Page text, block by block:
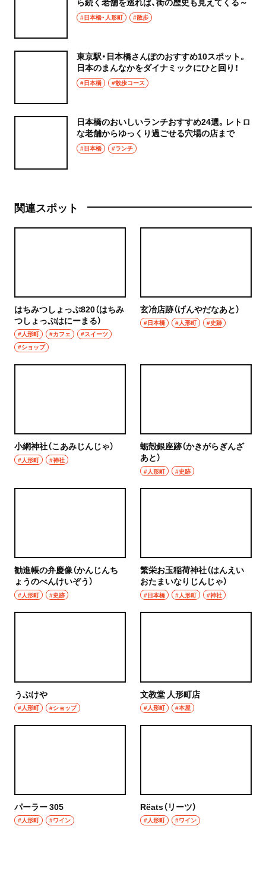
#日本橋・人形町 #散歩
東京駅・日本橋さんぽのおすすめ10スポット。
日本のまんなかをダイナミックにひと回り！
#日本橋 #散歩コース
日本橋のおいしいランチおすすめ24選。レトロ
な老舗からゆっくり過ごせる穴場の店まで
#日本橋 #ランチ
関連スポット
はちみつしょっぷ820（はちみ
つしょっぷはにーまる）
#人形町 #カフェ
#スイーツ
#ショップ
玄冶店跡（げんやだなあと）
#日本橋 #人形町 #史跡
小網神社（こあみじんじゃ）
#人形町 #神社
蛎殻銀座跡（かきがらぎんざ
あと）
#人形町 #史跡
勧進帳の弁慶像（かんじんち
ょうのべんけいぞう）
#人形町 #史跡
繁栄お玉稲荷神社（はんえい
おたまいなりじんじゃ）
#日本橋 #人形町 #神社
うぶけや
#人形町 #ショップ
文教堂 人形町店
#人形町 #本屋
パーラー 305
#人形町 #ワイン
Rëats（リーツ）
#人形町 #ワイン